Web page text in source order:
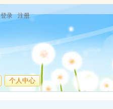
登录 注册
个人中心